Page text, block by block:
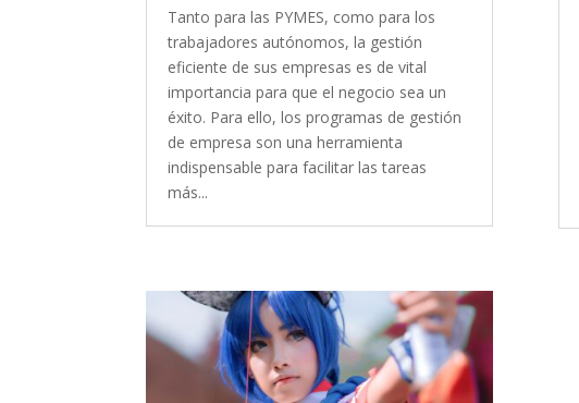
Tanto para las PYMES, como para los
trabajadores autónomos, la gestión
eficiente de sus empresas es de vital
importancia para que el negocio sea un
éxito. Para ello, los programas de gestión
de empresa son una herramienta
indispensable para facilitar las tareas
más...